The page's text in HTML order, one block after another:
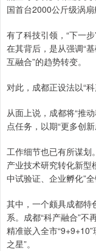
国首台2000公斤级涡
有了科技引领，“下一
在其背后，是从强调“
互融合”的趋势转变。
对此，成都正设法以“科
从面上说，成都将“推
点任务，以期“更多创
工作细节也已有所谋划
产业技术研究转化新型
中试验证、企业孵化”全
其中，一个颇具成都特
系。成都“科产融合”不
精准嵌入全市
之星”。